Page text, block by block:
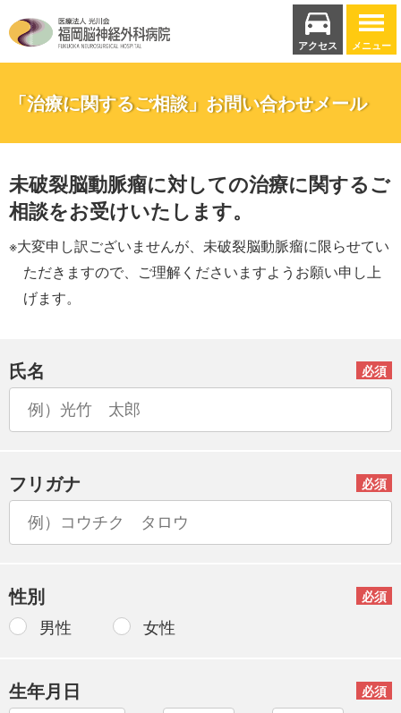
アクセス メニュー
「治療に関するご相談」お問い合わせメール
未破裂脳動脈瘤に対しての治療に関するご
相談をお受けいたします。
※大変申し訳ございませんが、未破裂脳動脈瘤に限らせてい
ただきますので、ご理解くださいますようお願い申し上
げます。
氏名 必須
フリガナ 必須
性別 必須
男性 女性
生年月日 必須